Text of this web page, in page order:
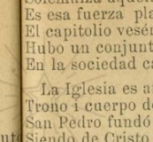
Verdad eterna de María
A la Cruz
La Cruz